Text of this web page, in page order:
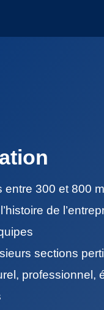
entre 300 et 800
de
sections
professionnel,